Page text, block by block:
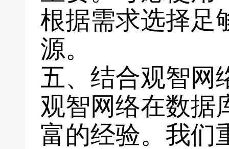
根据需求选择足
源。
五、结合观智网
观智网络在数据
富的经验。我们